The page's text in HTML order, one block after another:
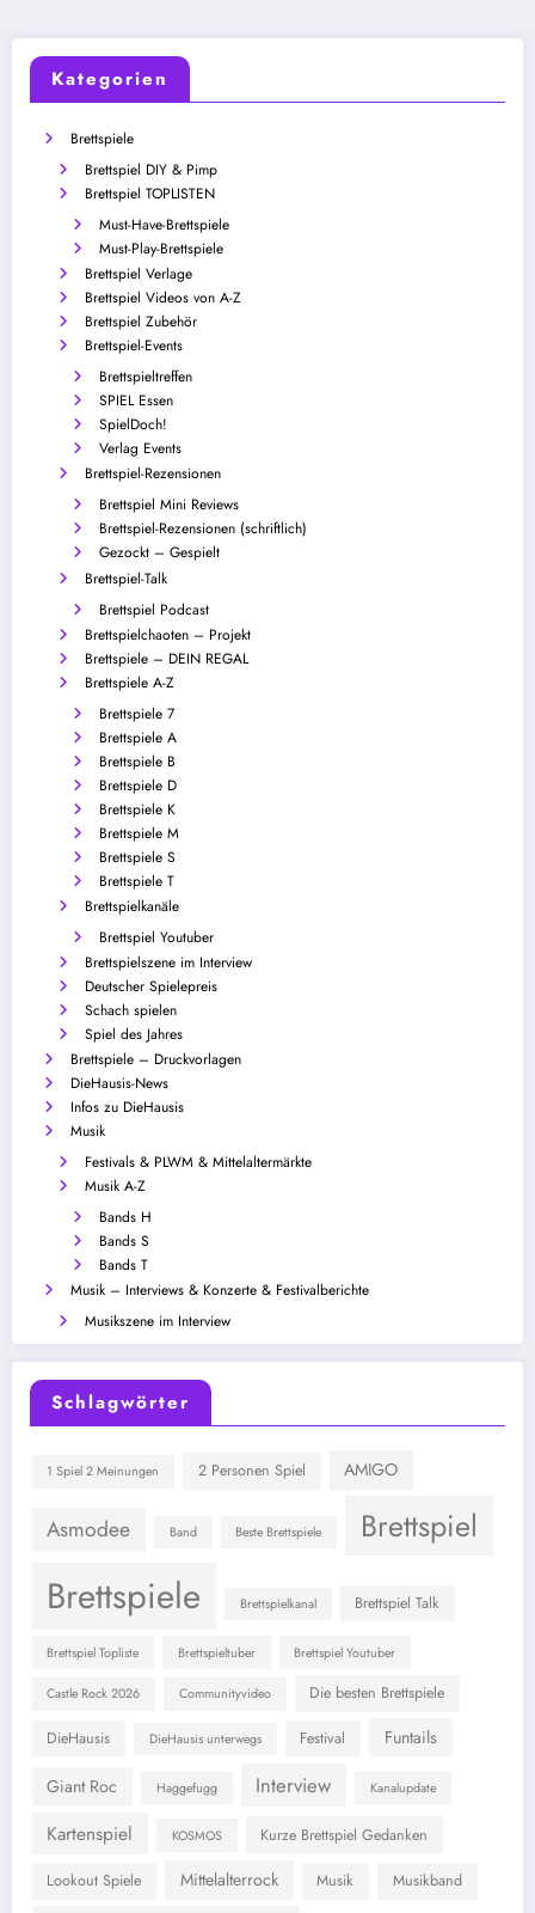
Kategorien
Brettspiele
Brettspiel DIY & Pimp
Brettspiel TOPLISTEN
Must-Have-Brettspiele
Must-Play-Brettspiele
Brettspiel Verlage
Brettspiel Videos von A-Z
Brettspiel Zubehör
Brettspiel-Events
Brettspieltreffen
SPIEL Essen
SpielDoch!
Verlag Events
Brettspiel-Rezensionen
Brettspiel Mini Reviews
Brettspiel-Rezensionen (schriftlich)
Gezockt – Gespielt
Brettspiel-Talk
Brettspiel Podcast
Brettspielchaoten – Projekt
Brettspiele – DEIN REGAL
Brettspiele A-Z
Brettspiele 7
Brettspiele A
Brettspiele B
Brettspiele D
Brettspiele K
Brettspiele M
Brettspiele S
Brettspiele T
Brettspielkanäle
Brettspiel Youtuber
Brettspielszene im Interview
Deutscher Spielepreis
Schach spielen
Spiel des Jahres
Brettspiele – Druckvorlagen
DieHausis-News
Infos zu DieHausis
Musik
Festivals & PLWM & Mittelaltermärkte
Musik A-Z
Bands H
Bands S
Bands T
Musik – Interviews & Konzerte & Festivalberichte
Musikszene im Interview
Schlagwörter
1 Spiel 2 Meinungen 2 Personen Spiel AMIGO
Asmodee Band Beste Brettspiele Brettspiel
Brettspiele Brettspielkanal Brettspiel Talk
Brettspiel Topliste Brettspieltuber Brettspiel Youtuber
Castle Rock 2026 Communityvideo Die besten Brettspiele
DieHausis DieHausis unterwegs Festival Funtails
Giant Roc Haggefugg Interview Kanalupdate
Kartenspiel KOSMOS Kurze Brettspiel Gedanken
Lookout Spiele Mittelalterrock Musik Musikband